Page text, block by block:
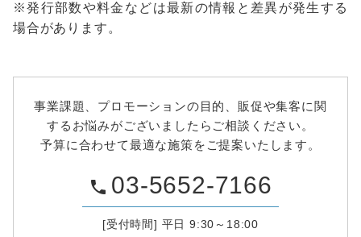
※発行部数や料金などは最新の情報と差異が発生する
場合があります。
事業課題、プロモーションの目的、販促や集客に関
するお悩みがございましたらご相談ください。
予算に合わせて最適な施策をご提案いたします。
phone 03-5652-7166
[受付時間] 平日 9:30～18:00